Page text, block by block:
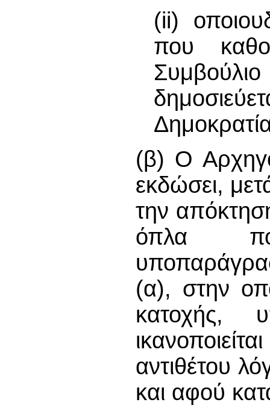
(ii)
που
(β) Ο
εκδώσει,
την
όπλα
(α), στην
κατοχής,
αντιθέτου
και αφού